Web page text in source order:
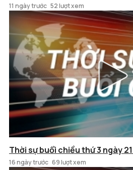
11 ngày trước 52 lượt xem
Thời sự buổi chiều thứ 3 ngày
16 ngày trước 69 lượt xem